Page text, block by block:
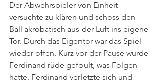
Der Abwehrspieler von Einheit
versuchte zu klären und schoss den
Ball akrobatisch aus der Luft ins eigene
Tor. Durch das Eigentor war das Spiel
wieder offen. Kurz vor der Pause wurde
Ferdinand rüde gefoult, was Folgen
hatte. Ferdinand verletzte sich und